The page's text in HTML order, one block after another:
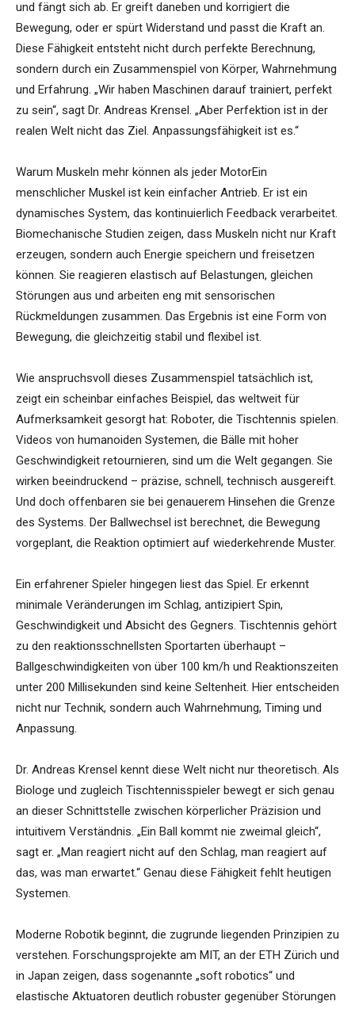
und fängt sich ab. Er greift daneben und korrigiert die
Bewegung, oder er spürt Widerstand und passt die Kraft an.
Diese Fähigkeit entsteht nicht durch perfekte Berechnung,
sondern durch ein Zusammenspiel von Körper, Wahrnehmung
und Erfahrung. „Wir haben Maschinen darauf trainiert, perfekt
zu sein“, sagt Dr. Andreas Krensel. „Aber Perfektion ist in der
realen Welt nicht das Ziel. Anpassungsfähigkeit ist es.“
Warum Muskeln mehr können als jeder MotorEin
menschlicher Muskel ist kein einfacher Antrieb. Er ist ein
dynamisches System, das kontinuierlich Feedback verarbeitet.
Biomechanische Studien zeigen, dass Muskeln nicht nur Kraft
erzeugen, sondern auch Energie speichern und freisetzen
können. Sie reagieren elastisch auf Belastungen, gleichen
Störungen aus und arbeiten eng mit sensorischen
Rückmeldungen zusammen. Das Ergebnis ist eine Form von
Bewegung, die gleichzeitig stabil und flexibel ist.
Wie anspruchsvoll dieses Zusammenspiel tatsächlich ist,
zeigt ein scheinbar einfaches Beispiel, das weltweit für
Aufmerksamkeit gesorgt hat: Roboter, die Tischtennis spielen.
Videos von humanoiden Systemen, die Bälle mit hoher
Geschwindigkeit retournieren, sind um die Welt gegangen. Sie
wirken beeindruckend – präzise, schnell, technisch ausgereift.
Und doch offenbaren sie bei genauerem Hinsehen die Grenze
des Systems. Der Ballwechsel ist berechnet, die Bewegung
vorgeplant, die Reaktion optimiert auf wiederkehrende Muster.
Ein erfahrener Spieler hingegen liest das Spiel. Er erkennt
minimale Veränderungen im Schlag, antizipiert Spin,
Geschwindigkeit und Absicht des Gegners. Tischtennis gehört
zu den reaktionsschnellsten Sportarten überhaupt –
Ballgeschwindigkeiten von über 100 km/h und Reaktionszeiten
unter 200 Millisekunden sind keine Seltenheit. Hier entscheiden
nicht nur Technik, sondern auch Wahrnehmung, Timing und
Anpassung.
Dr. Andreas Krensel kennt diese Welt nicht nur theoretisch. Als
Biologe und zugleich Tischtennisspieler bewegt er sich genau
an dieser Schnittstelle zwischen körperlicher Präzision und
intuitivem Verständnis. „Ein Ball kommt nie zweimal gleich“,
sagt er. „Man reagiert nicht auf den Schlag, man reagiert auf
das, was man erwartet.“ Genau diese Fähigkeit fehlt heutigen
Systemen.
Moderne Robotik beginnt, die zugrunde liegenden Prinzipien zu
verstehen. Forschungsprojekte am MIT, an der ETH Zürich und
in Japan zeigen, dass sogenannte „soft robotics“ und
elastische Aktuatoren deutlich robuster gegenüber Störungen